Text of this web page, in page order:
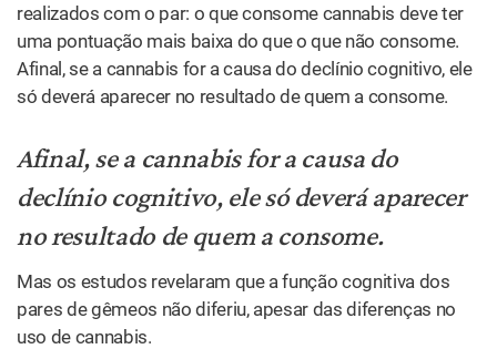
realizados com o par: o que consome cannabis deve ter
uma pontuação mais baixa do que o que não consome.
Afinal, se a cannabis for a causa do declínio cognitivo, ele
só deverá aparecer no resultado de quem a consome.
Afinal, se a cannabis for a causa do
declínio cognitivo, ele só deverá aparecer
no resultado de quem a consome.
Mas os estudos revelaram que a função cognitiva dos
pares de gêmeos não diferiu, apesar das diferenças no
uso de cannabis.